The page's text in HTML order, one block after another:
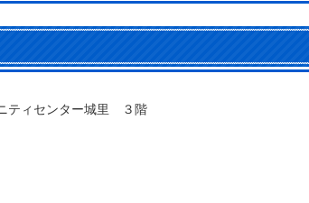
ティセンター城里 ３階